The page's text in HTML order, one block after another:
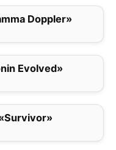
Doppler»
Evolved»